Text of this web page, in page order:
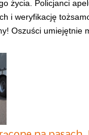
życia. Policjanci
i weryfikację
Oszuści umiejętnie